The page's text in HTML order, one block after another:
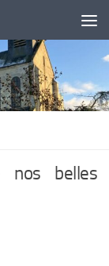
nos belles